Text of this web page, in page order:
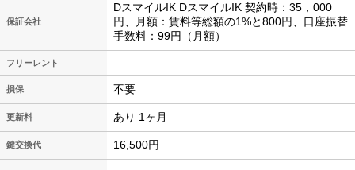
保証会社
DスマイルIK DスマイルIK 契約時：35，000
円、月額：賃料等総額の1%と800円、口座振替
手数料：99円（月額）
フリーレント
損保 不要
更新料 あり 1ヶ月
鍵交換代 16,500円